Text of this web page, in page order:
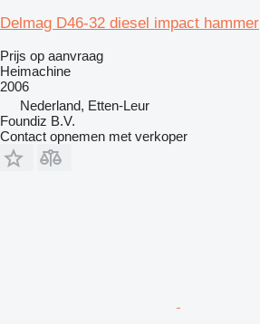
Delmag D46-32 diesel impact hammer
Prijs op aanvraag
Heimachine
2006
Nederland, Etten-Leur
Foundiz B.V.
Contact opnemen met verkoper